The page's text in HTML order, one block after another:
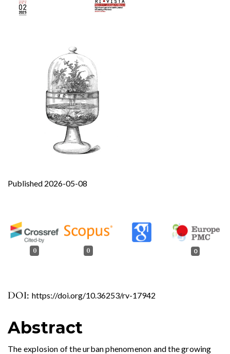
DOI: https://doi.org/10.36253/rv-17942
Published 2026-05-08
0 0 0
Abstract
The explosion of the urban phenomenon and the growing